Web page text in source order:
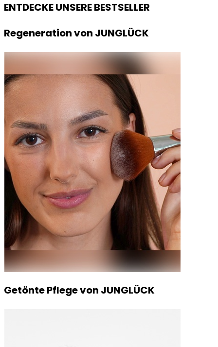
ENTDECKE UNSERE BESTSELLER
Regeneration von JUNGLÜCK
Getönte Pflege von JUNGLÜCK